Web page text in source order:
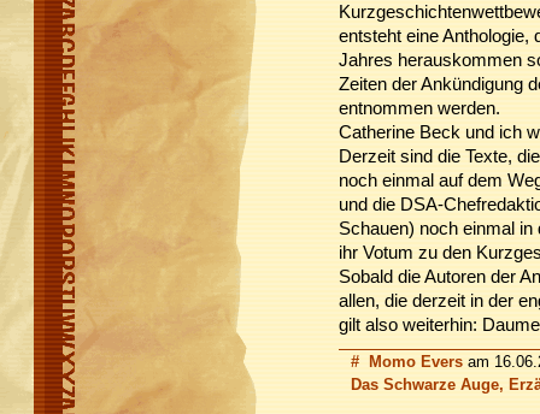
entsteht eine Anthologie,
Jahres herauskommen
Zeiten der Ankündigung
entnommen werden.
Catherine Beck und ich
Derzeit sind die Texte,
noch einmal auf dem
und die DSA-
Schauen) noch einmal in
ihr Votum zu den
Sobald die Autoren der
allen, die derzeit in der
gilt also weiterhin:
# Momo Evers am
Das Schwarze Auge,